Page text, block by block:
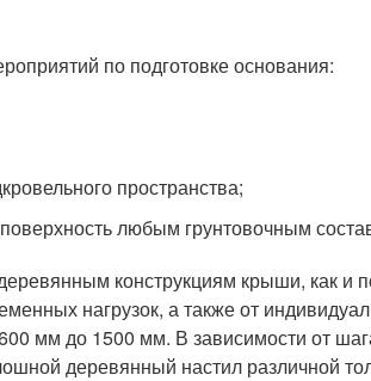
по подготовке основания:
пространства;
любым грунтовочным
конструкциям крыши, как и
нагрузок, а также от
мм до 1500 мм. В зависимости от
деревянный настил различной